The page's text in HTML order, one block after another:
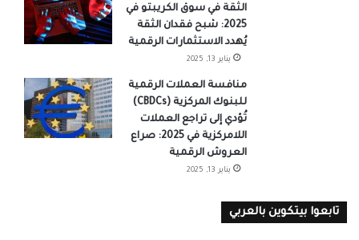
الثقة في سوق الكريبتو في
2025: شبح فقدان الثقة
يُهدد الاستثمارات الرقمية
يناير 13, 2025
منافسة العملات الرقمية
للبنوك المركزية (CBDCs)
تُؤدي إلى تراجع العملات
اللامركزية في 2025: صراع
العروش الرقمية
يناير 13, 2025
تابعوا بيتكوين بالعربي